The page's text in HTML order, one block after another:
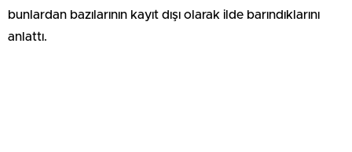
bunlardan bazılarının kayıt dışı olarak ilde barındıklarını
anlattı.